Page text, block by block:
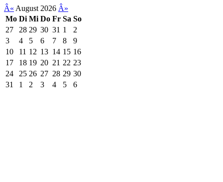
Â« August 2026 Â»
Mo Di Mi Do Fr Sa So
27
28 29 30 31 1
2
3
4 5 6 7 8
9
10
11 12 13 14 15 16
17
18 19 20 21 22 23
24
25 26 27 28 29 30
31
1 2 3 4 5 6